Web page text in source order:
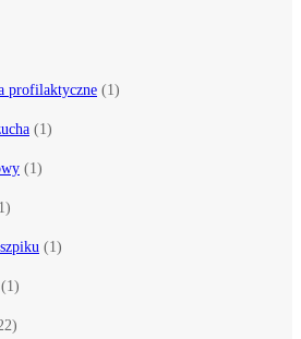
profilaktyczne (1)
(1)
(1)
(1)
(1)